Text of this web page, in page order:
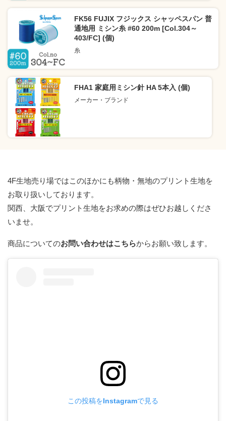
FK56 FUJIX フジックス シャッペスパン 普
通地用 ミシン糸 #60 200m [Col.304～
403/FC] (個)
糸
FHA1 家庭用ミシン針 HA 5本入 (個)
メーカー・ブランド
4F生地売り場ではこのほかにも柄物・無地のプリント生地を
お取り扱いしております。
関西、大阪でプリント生地をお求めの際はぜひお越しくださ
いませ。
商品についてのお問い合わせはこちらからお願い致します。
この投稿をInstagramで見る